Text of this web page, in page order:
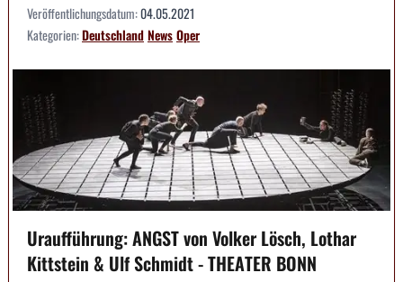
Veröffentlichungsdatum:04.05.2021
Kategorien:DeutschlandNewsOper
Uraufführung: ANGST von Volker Lösch, Lothar
Kittstein & Ulf Schmidt - THEATER BONN